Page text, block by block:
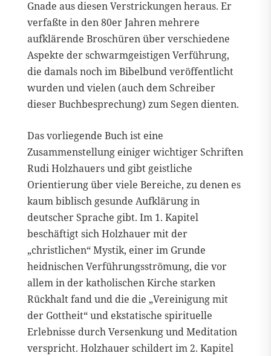
Gnade aus diesen Verstrickungen heraus. Er
verfaßte in den 80er Jahren mehrere
aufklärende Broschüren über verschiedene
Aspekte der schwarmgeistigen Verführung,
die damals noch im Bibelbund veröffentlicht
wurden und vielen (auch dem Schreiber
dieser Buchbesprechung) zum Segen dienten.
Das vorliegende Buch ist eine
Zusammenstellung einiger wichtiger Schriften
Rudi Holzhauers und gibt geistliche
Orientierung über viele Bereiche, zu denen es
kaum biblisch gesunde Aufklärung in
deutscher Sprache gibt. Im 1. Kapitel
beschäftigt sich Holzhauer mit der
„christlichen“ Mystik, einer im Grunde
heidnischen Verführungsströmung, die vor
allem in der katholischen Kirche starken
Rückhalt fand und die die „Vereinigung mit
der Gottheit“ und ekstatische spirituelle
Erlebnisse durch Versenkung und Meditation
verspricht. Holzhauer schildert im 2. Kapitel